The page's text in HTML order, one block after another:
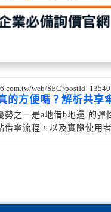
web/
的方便嗎？解析共享
勢之一是a地借b地還 的彈
借傘流程，以及實際使用